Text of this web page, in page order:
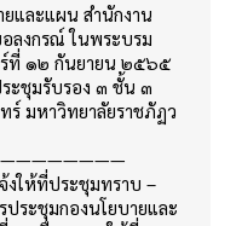
ยและแผน สำนักงาน
ลงกรณ์ ในพระบรม
ที่ ๑๒ กันยายน ๒๕๖๕
ะชุมรับรอง ๓ ชั้น ๓
ร์ มหาวิทยาลัยราชภัฏว
งให้ที่ประชุมทราบ –
ประชุมกองนโยบายและ